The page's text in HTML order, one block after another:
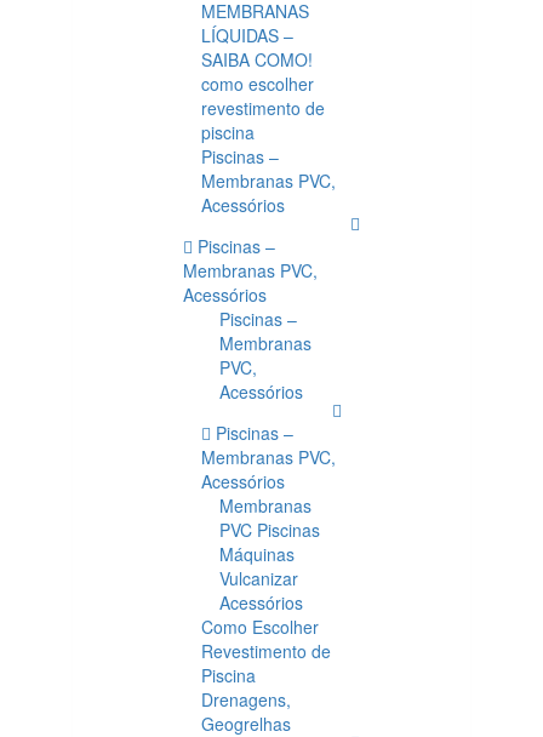
MEMBRANAS
LÍQUIDAS –
SAIBA COMO!
como escolher
revestimento de
piscina
Piscinas –
Membranas PVC,
Acessórios
Piscinas –
Membranas PVC,
Acessórios
Piscinas –
Membranas
PVC,
Acessórios
Piscinas –
Membranas PVC,
Acessórios
Membranas
PVC Piscinas
Máquinas
Vulcanizar
Acessórios
Como Escolher
Revestimento de
Piscina
Drenagens,
Geogrelhas